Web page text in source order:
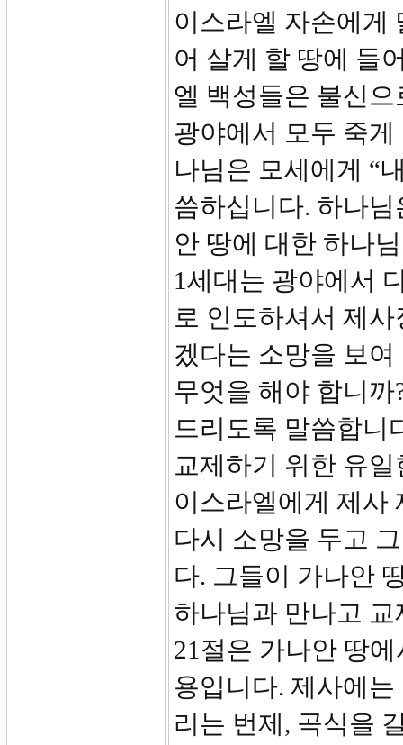
이스라엘 자손에게
어 살게 할 땅에 들
엘 백성들은 불신
광야에서 모두 죽
나님은 모세에게 “
씀하십니다. 하나
안 땅에 대한 하나
1세대는 광야에서
로 인도하셔서 제
겠다는 소망을 보
무엇을 해야 합니
드리도록 말씀합니
교제하기 위한 유
이스라엘에게 제사
다시 소망을 두고
다. 그들이 가나안
하나님과 만나고
21절은 가나안 땅
용입니다. 제사에
리는 번제, 곡식을